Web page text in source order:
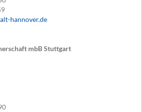
hannover.de
mbB Stuttgart